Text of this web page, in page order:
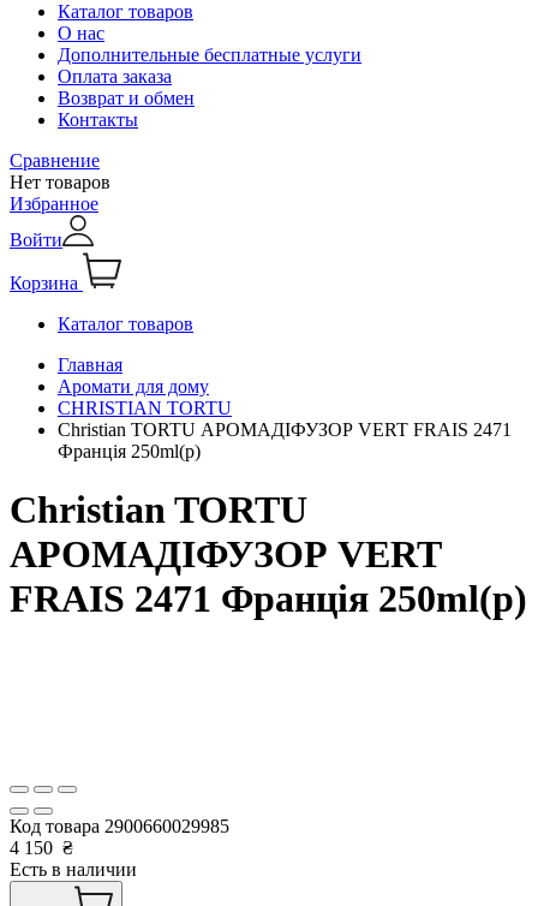
Каталог товаров
О нас
Дополнительные бесплатные услуги
Оплата заказа
Возврат и обмен
Контакты
Сравнение
Нет товаров
Избранное
Войти
Корзина
Каталог товаров
Главная
Аромати для дому
CHRISTIAN TORTU
Christian TORTU АРОМАДІФУЗОР VERT FRAIS 2471
Франція 250ml(р)
Christian TORTU
АРОМАДІФУЗОР VERT
FRAIS 2471 Франція 250ml(р)
Код товара 2900660029985
4 150 ₴
Есть в наличии